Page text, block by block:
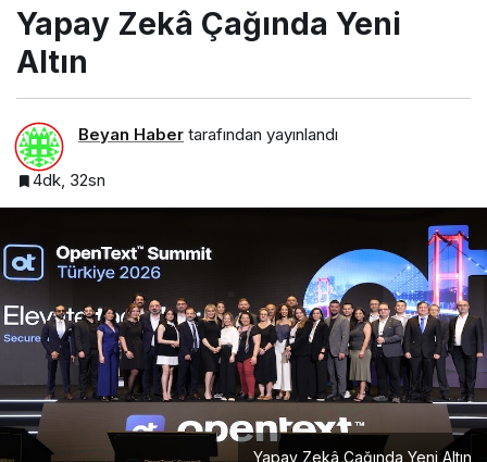
Yapay Zekâ Çağında Yeni
Altın
Beyan Haber tarafından yayınlandı
4dk, 32sn
Yapay Zekâ Çağında Yeni Altın